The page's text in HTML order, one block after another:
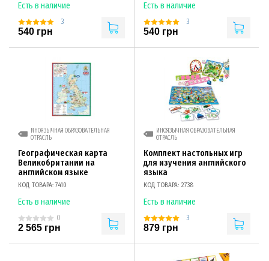
Есть в наличие
3
540 грн
Есть в наличие
3
540 грн
ИНОЯЗЫЧНАЯ ОБРАЗОВАТЕЛЬНАЯ
ОТРАСЛЬ
Географическая карта
Великобритании на
английском языке
КОД ТОВАРА: 7410
Есть в наличие
0
2 565 грн
ИНОЯЗЫЧНАЯ ОБРАЗОВАТЕЛЬНАЯ
ОТРАСЛЬ
Комплект настольных игр
для изучения английского
языка
КОД ТОВАРА: 2738
Есть в наличие
3
879 грн